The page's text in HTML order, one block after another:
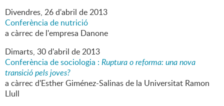
Divendres, 26d'abril de2013
Conferència de nutrició
a càrrec de l'empresa Danone
Dimarts, 30d'abril de2013
Conferència de sociologia : Ruptura o reforma: una nova
transició pels joves?
a càrrec d'Esther Giménez-Salinas de la Universitat Ramon
Llull